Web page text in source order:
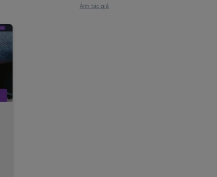
Ảnh tác giả